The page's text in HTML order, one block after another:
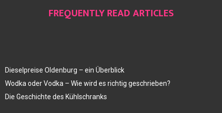
FREQUENTLY READ ARTICLES
Dieselpreise Oldenburg – ein Überblick
Wodka oder Vodka – Wie wird es richtig geschrieben?
Die Geschichte des Kühlschranks